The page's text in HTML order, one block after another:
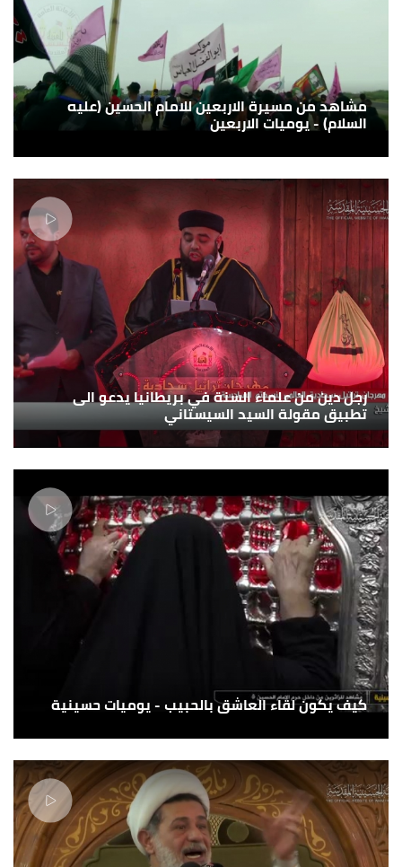
مشاهد من مسيرة الاربعين للامام الحسين (عليه
السلام) - يوميات الاربعين
رجل دين من علماء السنة في بريطانيا يدعو الى
تطبيق مقولة السيد السيستاني
كيف يكون لقاء العاشق بالحبيب - يوميات حسينية